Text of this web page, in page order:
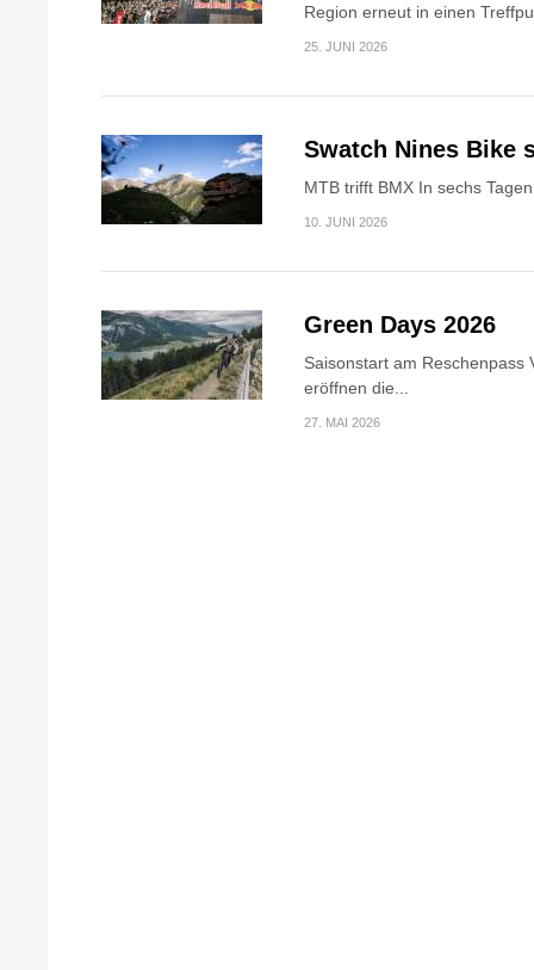
Region erneut in einen
25. JUNI 2026
Swatch Nines Bike
MTB trifft BMX In sechs
10. JUNI 2026
Green Days 2026
Saisonstart am Reschenpass
eröffnen die...
27. MAI 2026